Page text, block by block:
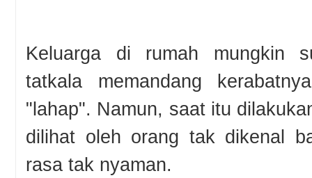
Keluarga di rumah mungkin
tatkala memandang
"lahap". Namun, saat itu
dilihat oleh orang tak dikenal
rasa tak nyaman.